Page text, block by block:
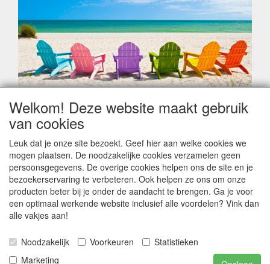
Geachte klant,
Zoals elk jaar zorgt de verlofperiode, naast een hoop
leveringsproblemen.
Sommige fabrikanten sluiten of werken met een
vakantiebezetting.
Bestellingen die vanaf +/- 15 juli geplaatst worden kunnen
hierdoor vertraging oplopen. Wanneer die voorradig is en alle
betalingsmodaliteiten zijn vervuld dan de bestelling verstuurd
worden. Indien deze nog terug moeten binnen komen dan is
Augustus stabiliseert zich dit dan wel en kunnen wij, meestal,
opnieuw vlot werken.
Welkom! Deze website maakt gebruik
van cookies
Leuk dat je onze site bezoekt. Geef hier aan welke cookies we
mogen plaatsen. De noodzakelijke cookies verzamelen geen
persoonsgegevens. De overige cookies helpen ons de site en je
bezoekerservaring te verbeteren. Ook helpen ze ons om onze
producten beter bij je onder de aandacht te brengen. Ga je voor
een optimaal werkende website inclusief alle voordelen? Vink dan
alle vakjes aan!
Noodzakelijk Voorkeuren
Statistieken
Marketing